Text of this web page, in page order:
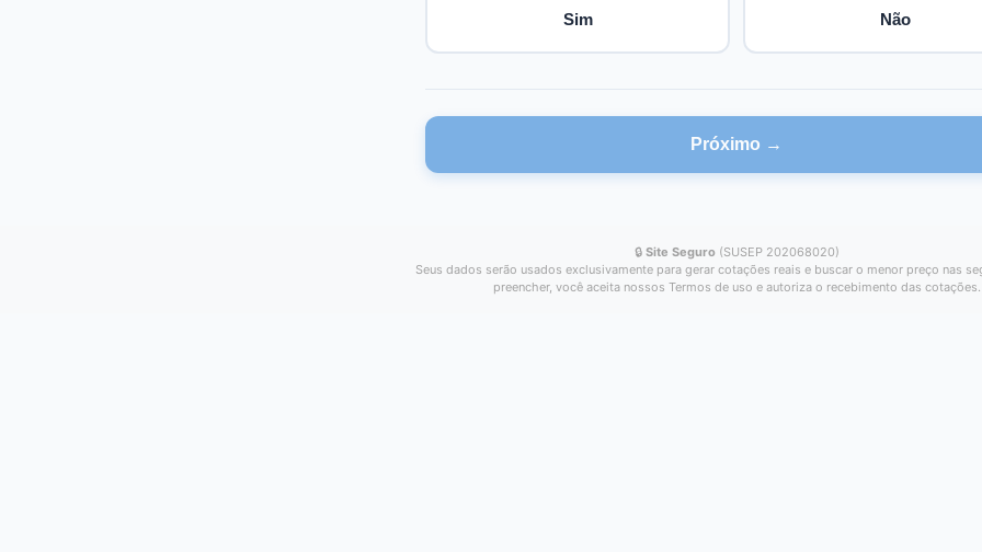
Sim Não
Próximo →
🔒 Site Seguro (SUSEP 202068020)
Seus dados serão usados exclusivamente para gerar cotações reais e buscar o menor preço nas
preencher, você aceita nossos Termos de uso e autoriza o recebimento das cotações.